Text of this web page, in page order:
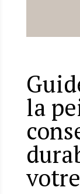
la